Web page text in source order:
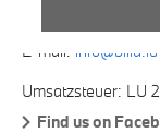
Telefon: +352 49
E-mail: info@bilia.lu
Umsatzsteuer: LU
Find us on